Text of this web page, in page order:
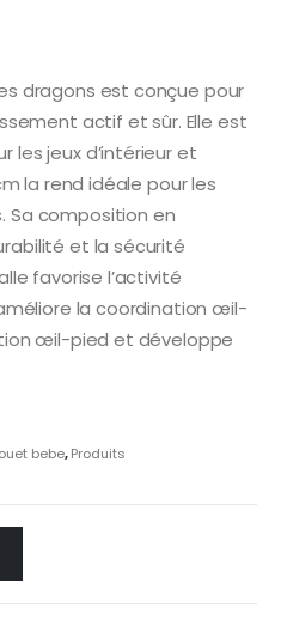
dragons est conçue pour
actif et sûr. Elle est
jeux d’intérieur et
la rend idéale pour les
Sa composition en
et la sécurité
favorise l’activité
la coordination œil-
œil-pied et développe
bebe,Produits